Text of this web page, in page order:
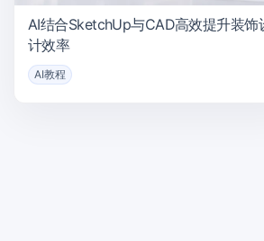
AI结合SketchUp与CAD高效提升装饰
计效率
AI教程